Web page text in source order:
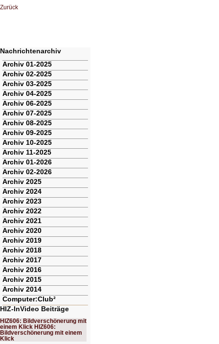
Zurück
Nachrichtenarchiv
Navigation
überspringen
Archiv 01-2025
Archiv 02-2025
Archiv 03-2025
Archiv 04-2025
Archiv 06-2025
Archiv 07-2025
Archiv 08-2025
Archiv 09-2025
Archiv 10-2025
Archiv 11-2025
Archiv 01-2026
Archiv 02-2026
Archiv 2025
Archiv 2024
Archiv 2023
Archiv 2022
Archiv 2021
Archiv 2020
Archiv 2019
Archiv 2018
Archiv 2017
Archiv 2016
Archiv 2015
Archiv 2014
Computer:Club²
HIZ-InVideo Beiträge
HIZ606: Bildverschönerung mit
einem Klick HIZ606:
Bildverschönerung mit einem
Klick